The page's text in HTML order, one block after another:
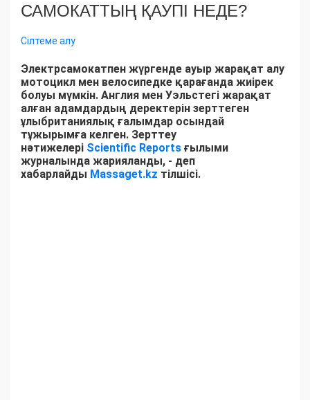
САМОКАТТЫҢ ҚАУПІ НЕДЕ?
Сілтеме алу
Электрсамокатпен жүргенде ауыр жарақат алу
мотоцикл мен велосипедке қарағанда жиірек
болуы мүмкін. Англия мен Уэльстегі жарақат
алған адамдардың деректерін зерттеген
ұлыбританиялық ғалымдар осындай
тұжырымға келген. Зерттеу
нәтижелері Scientific Reports ғылыми
журналында жарияланды, - деп
хабарлайды Massaget.kz тілшісі.